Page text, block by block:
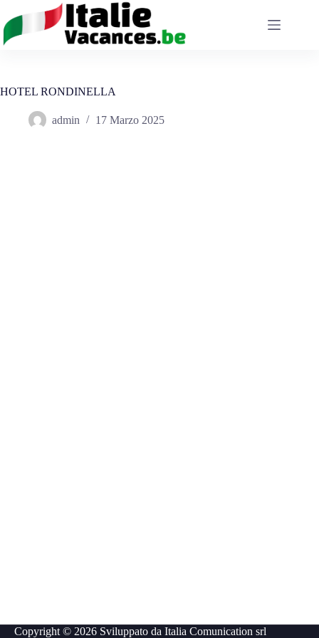
contenuto
HOTEL RONDINELLA
admin 17 Marzo 2025
Copyright © 2026 Sviluppato daItalia Comunication srl